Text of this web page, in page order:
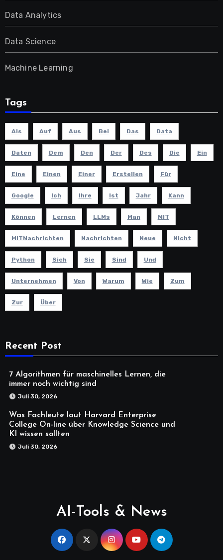
Data Analytics
Data Science
Machine Learning
Tags
Als Auf Aus Bei Das Data
Daten Dem Den Der Des Die Ein
Eine Einen Einer Erstellen Für
Google Ich Ihre Ist Jahr Kann
Können Lernen LLMs Man MIT
MITNachrichten Nachrichten Neue Nicht
Python Sich Sie Sind Und
Unternehmen Von Warum Wie Zum
Zur Über
Recent Post
7 Algorithmen für maschinelles Lernen, die
immer noch wichtig sind
Juli 30, 2026
Was Fachleute laut Harvard Enterprise
College On-line über Knowledge Science und
KI wissen sollten
Juli 30, 2026
AI-Tools & News